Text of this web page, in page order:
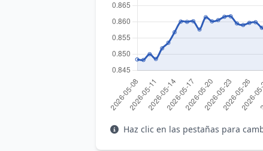
Haz clic en las pestañas para